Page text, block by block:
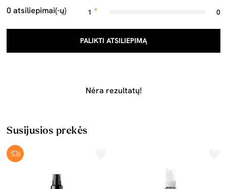
0 atsiliepimai(-ų)
1
0
PALIKTI ATSILIEPIMĄ
Nėra rezultatų!
Susijusios prekės